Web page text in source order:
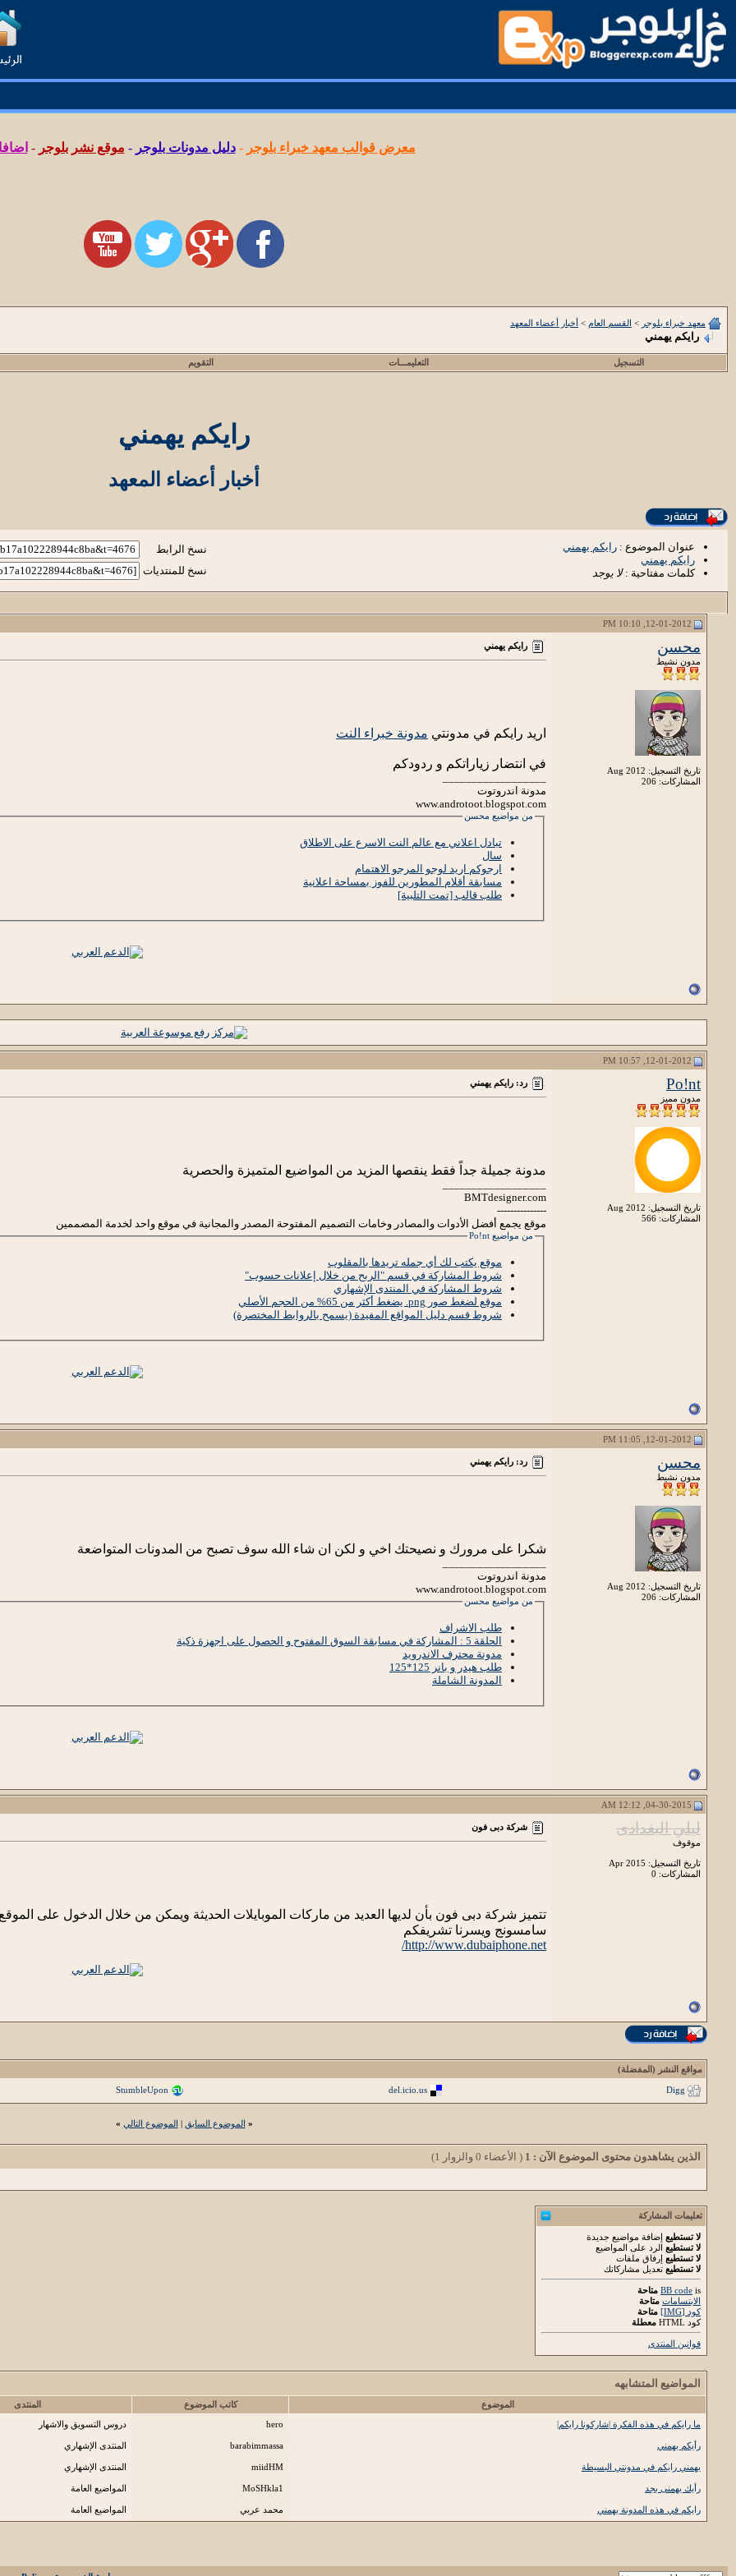
معرض قوالب معهد خبراء بلوجر -دليل مدونات بلوجر - موقع نشر بلوجر -
معهد خبراء بلوجر > القسم العام > أخبار أعضاء المعهد
رايكم يهمني
التسجيل التعليمـــات التقويم
رايكم يهمني
أخبار أعضاء المعهد
عنوان الموضوع : رايكم يهمني
رايكم يهمني
كلمات مفتاحية :لا يوجد
نسخ الرابط
نسخ للمنتديات
محسن
مدون نشيط
تاريخ التسجيل: Aug 2012
المشاركات: 206
رايكم يهمني
اريد رايكم في مدونتي مدونة خبراء النت
في انتضار زياراتكم و ردودكم
مدونة اندروتوت
www.androtoot.blogspot.com
من مواضيع محسن
تبادل اعلاني مع عالم النت الاسرع على الاطلاق
سال
ارجوكم اريد لوجو المرجو الاهتمام
مسابقة أقلام المطورين للفوز بمساحة اعلانية
طلب قالب [تمت التلبية]
Po!nt
مدون مميز
تاريخ التسجيل: Aug 2012
المشاركات: 566
رد: رايكم يهمني
مدونة جميلة جداً فقط ينقصها المزيد من المواضيع المتميزة والحصرية
BMTdesigner.com
---------------
موقع يجمع أفضل الأدوات والمصادر وخامات التصميم المفتوحة المصدر والمجانية في موقع واحد لخدمة المصممين
من مواضيع Po!nt
موقع يكتب لك أي جمله تريدها بالمقلوب
شروط المشاركة في قسم "الربح من خلال إعلانات حسوب"
شروط المشاركة في المنتدى الإشهاري
موقع لضغط صور png. يضغط أكثر من 65% من الحجم الأصلي
شروط قسم دليل المواقع المفيدة (يسمح بالروابط المختصرة)
محسن
مدون نشيط
تاريخ التسجيل: Aug 2012
المشاركات: 206
رد: رايكم يهمني
شكرا على مرورك و نصيحتك اخي و لكن ان شاء الله سوف تصبح من المدونات المتواضعة
مدونة اندروتوت
www.androtoot.blogspot.com
من مواضيع محسن
طلب الاشراف
الحلقة 5 : المشاركة في مسابقة السوق المفتوح و الحصول على اجهزة ذكية
مدونة محترف الاندرويد
طلب هيدر و بانر 125*125
المدونة الشاملة
ليلي البغدادى
موقوف
تاريخ التسجيل: Apr 2015
المشاركات: 0
شركة دبى فون
تتميز شركة دبى فون بأن لديها العديد من ماركات الموبايلات الحديثة ويمكن من خلال الدخول على
سامسونج ويسرنا تشريفكم
http://www.dubaiphone.net/
مواقع النشر (المفضلة)
Digg
del.icio.us
StumbleUpon
« الموضوع السابق | الموضوع التالي »
الذين يشاهدون محتوى الموضوع الآن : 1 ( الأعضاء 0 والزوار 1)
تعليمات المشاركة
لا تستطيع إضافة مواضيع جديدة
لا تستطيع الرد على المواضيع
لا تستطيع إرفاق ملفات
لا تستطيع تعديل مشاركاتك
BB code is
متاحة
الابتسامات متاحة
كود [IMG]
متاحة
كود HTML
معطلة
قوانين المنتدى
المواضيع المتشابهه
الموضوع كاتب الموضوع
المنتدى
ما رايكم في هذه الفكرة |شاركونا رايكم|
hero دروس التسويق والاشهار
رأيكم يهمني barabimmassa المنتدى الإشهاري
يهمني رايكم في مدونتي البسيطة miidHM المنتدى الإشهاري
رأيك يهمنى بجد MoSHkla1 المواضيع العامة
رايكم في هذه المدونة يهمني محمد عربي المواضيع العامة